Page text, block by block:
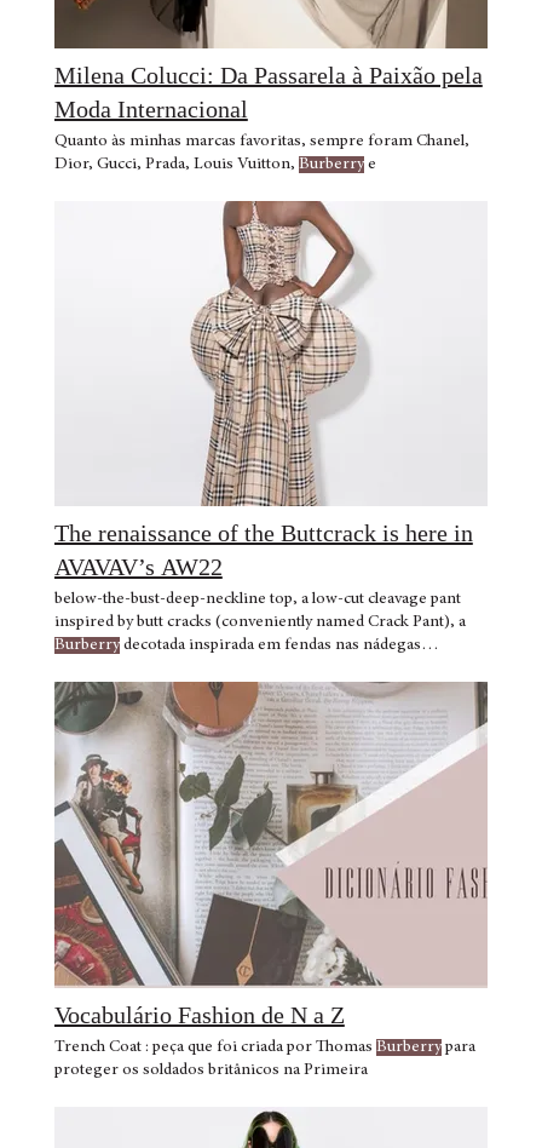
Milena Colucci: Da Passarela à Paixão pela
Moda Internacional
Quanto às minhas marcas favoritas, sempre foram Chanel,
Dior, Gucci, Prada, Louis Vuitton, Burberrye
The renaissance of the Buttcrack is here in
AVAVAV’s AW22
below-the-bust-deep-neckline top, a low-cut cleavage pant
inspired by butt cracks (conveniently named Crack Pant), a
Burberrydecotada inspirada em fendas nas nádegas
extravagante
Burberry
Vocabulário Fashion de N a Z
Trench Coat : peça que foi criada por Thomas Burberrypara
proteger os soldados britânicos na Primeira